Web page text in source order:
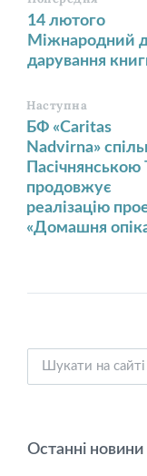
14 лютого
Міжнародний
дарування
Наступна
БФ «Caritas
Nadvirna»
Пасічнянською
продовжує
реалізацію
«Домашня
Останні новини